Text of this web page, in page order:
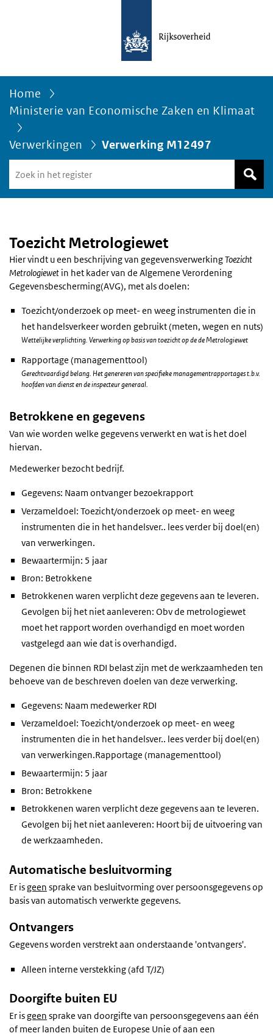
Home
Ministerie van Economische Zaken en Klimaat
Verwerkingen Verwerking M12497
in
het
Toezicht Metrologiewet
Hier vindt u een beschrijving van gegevensverwerkingToezicht
Metrologiewet in het kader van de Algemene Verordening
Gegevensbescherming(AVG), met als doelen:
Toezicht/onderzoek op meet- en weeg instrumenten die in
het handelsverkeer worden gebruikt (meten, wegen en nuts)
Wettelijke verplichting. Verwerking op basis van toezicht op de de Metrologiewet
Rapportage (managementtool)
Gerechtvaardigd belang. Het genereren van specifieke managementrapportages t.b.v.
hoofden van dienst en de inspecteur generaal.
Betrokkene en gegevens
Van wie worden welke gegevens verwerkt en wat is het doel
hiervan.
Medewerker bezocht bedrijf.
Gegevens: Naam ontvanger bezoekrapport
Verzameldoel: Toezicht/onderzoek op meet- en weeg
instrumenten die in het handelsver.. lees verder bij doel(en)
van verwerkingen.
Bewaartermijn: 5 jaar
Bron: Betrokkene
Betrokkenen waren verplicht deze gegevens aan te leveren.
Gevolgen bij het niet aanleveren: Obv de metrologiewet
moet het rapport worden overhandigd en moet worden
vastgelegd aan wie dat is overhandigd.
Degenen die binnen RDI belast zijn met de werkzaamheden ten
behoeve van de beschreven doelen van deze verwerking.
Gegevens: Naam medewerker RDI
Verzameldoel: Toezicht/onderzoek op meet- en weeg
instrumenten die in het handelsver.. lees verder bij doel(en)
van verwerkingen.Rapportage (managementtool)
Bewaartermijn: 5 jaar
Bron: Betrokkene
Betrokkenen waren verplicht deze gegevens aan te leveren.
Gevolgen bij het niet aanleveren: Hoort bij de uitvoering van
de werkzaamheden.
Automatische besluitvorming
Er isgeen sprake van besluitvorming over persoonsgegevens op
basis van automatisch verwerkte gegevens.
Ontvangers
Gegevens worden verstrekt aan onderstaande 'ontvangers'.
Alleen interne verstekking (afd T/JZ)
Doorgifte buiten EU
Er isgeen sprake van doorgifte van persoonsgegevens aan één
of meer landen buiten de Europese Unie of aan een